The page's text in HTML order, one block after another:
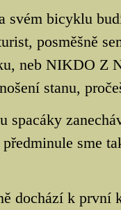
svém bicyklu
posměšně
neb NIKDO Z
stanu,
spacáky
sme
dochází k první